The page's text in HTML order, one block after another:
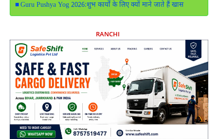
Guru Pushya Yog 2026:शुभ कार्यों के लिए क्यों माने जाते हैं खास
RANCHI